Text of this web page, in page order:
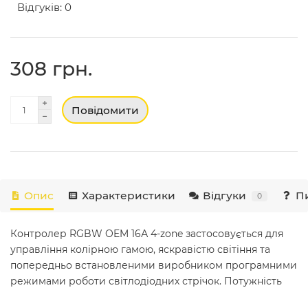
Відгуків: 0
308 грн.
Повідомити
Опис Характеристики Відгуки 0
Контролер RGBW OEM 16А 4-zone застосовується для
управління колірною гамою, яскравістю світіння та
попередньо встановленими виробником програмними
режимами роботи світлодіодних стрічок. Потужність